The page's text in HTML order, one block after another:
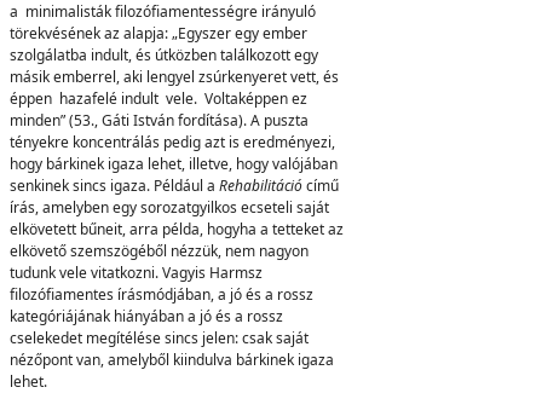
a minimalisták filozófiamentességre irányuló
törekvésének az alapja: „Egyszer egy ember
szolgálatba indult, és útközben találkozott egy
másik emberrel, aki lengyel zsúrkenyeret vett, és
éppen hazafelé indult vele. Voltaképpen ez
minden” (53., Gáti István fordítása). A puszta
tényekre koncentrálás pedig azt is eredményezi,
hogy bárkinek igaza lehet, illetve, hogy valójában
senkinek sincs igaza. Például a Rehabilitációcímű
írás, amelyben egy sorozatgyilkos ecseteli saját
elkövetett bűneit, arra példa, hogyha a tetteket az
elkövető szemszögéből nézzük, nem nagyon
tudunk vele vitatkozni. Vagyis Harmsz
filozófiamentes írásmódjában, a jó és a rossz
kategóriájának hiányában a jó és a rossz
cselekedet megítélése sincs jelen: csak saját
nézőpont van, amelyből kiindulva bárkinek igaza
lehet.